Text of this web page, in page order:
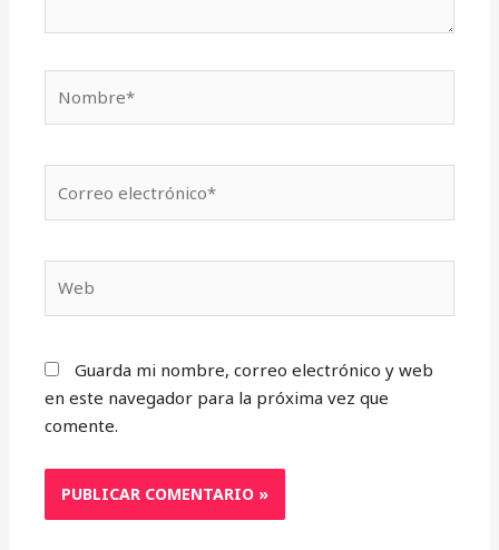
electrónico*
Guarda mi nombre, correo electrónico y web
en este navegador para la próxima vez que
comente.